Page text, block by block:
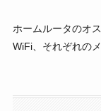
ホームルータのオ
WiFi、それぞれの